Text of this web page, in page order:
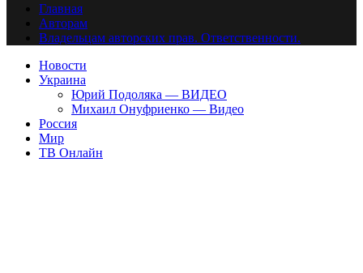
Главная
Авторам
Владельцам авторских прав. Ответственности.
Новости
Украина
Юрий Подоляка — ВИДЕО
Михаил Онуфриенко — Видео
Россия
Мир
ТВ Онлайн